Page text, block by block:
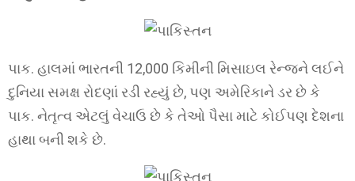
પાક. હાલમાં ભારતની 12,000 કિમીની મિસાઇલ રેન્જને લઈને
દુનિયા સમક્ષ રોદણાં રડી રહ્યું છે, પણ અમેરિકાને ડર છે કે
પાક. નેતૃત્વ એટલું વેચાઉ છે કે તેઓ પૈસા માટે કોઈપણ દેશના
હાથા બની શકે છે.